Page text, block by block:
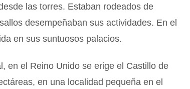
las torres. Estaban rodeados de
desempeñaban sus actividades. En el
en sus suntuosos palacios.
en el Reino Unido se erige el Castillo de
en una localidad pequeña en el